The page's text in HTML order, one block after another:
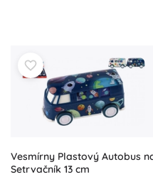
Vesmírny Plastový Autobus
Setrvačník 13 cm